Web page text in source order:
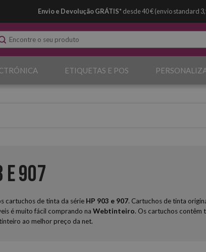
Envio e Devolução GRÁTIS*desde 40 € (envio standard
ETIQUETAS E POS
907
cartuchos de tinta da série HP 903 e 907. Cartuchos de tinta
é muito fácil comprando na Webtinteiro. Os cartuchos contêm
ao melhor preço da net.